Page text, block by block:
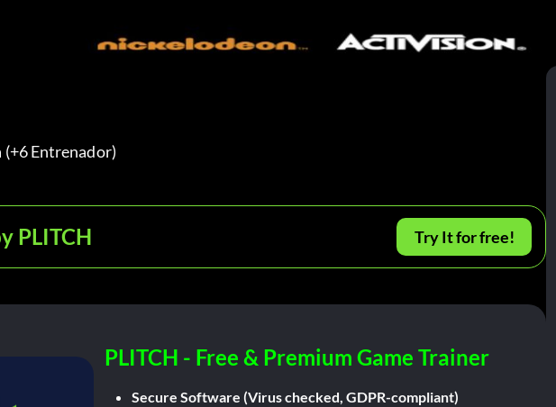
(+6 Entrenador)
PLITCH Try It for free!
PLITCH - Free & Premium Game Trainer
Secure Software (Virus checked, GDPR-compliant)